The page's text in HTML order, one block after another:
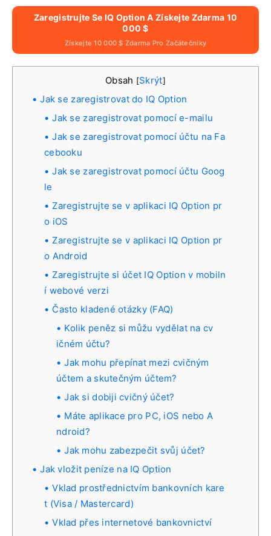
Zaregistrujte Se IQ Option A Získejte Zdarma 10
000 $
Získejte 10 000 $ Zdarma Pro Začátečníky
Obsah [Skrýt]
Jak se zaregistrovat do IQ Option
Jak se zaregistrovat pomocí e-mailu
Jak se zaregistrovat pomocí účtu na Fa
cebooku
Jak se zaregistrovat pomocí účtu Goog
le
Zaregistrujte se v aplikaci IQ Option pr
o iOS
Zaregistrujte se v aplikaci IQ Option pr
o Android
Zaregistrujte si účet IQ Option v mobiln
í webové verzi
Často kladené otázky (FAQ)
Kolik peněz si můžu vydělat na cv
ičném účtu?
Jak mohu přepínat mezi cvičným
účtem a skutečným účtem?
Jak si dobiji cvičný účet?
Máte aplikace pro PC, iOS nebo A
ndroid?
Jak mohu zabezpečit svůj účet?
Jak vložit peníze na IQ Option
Vklad prostřednictvím bankovních kare
t (Visa / Mastercard)
Vklad přes internetové bankovnictví